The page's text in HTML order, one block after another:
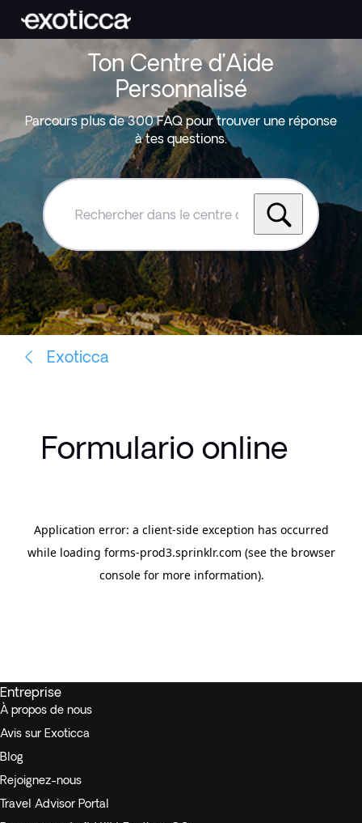
Ton Centre d’Aide
Personnalisé
Parcours plus de 300 FAQ pour trouver une réponse
à tes questions.
Rechercher
le
centre
d'aide
Exoticca
Exoticca
Formulario online